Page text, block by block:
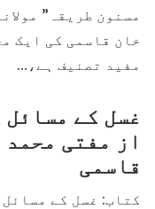
مسنون طریقہ”
خان قاسمی کی ایک
مفید تصنیف ہے،…
غسل کے
از مفتی
قاسمی
کتاب: غسل کے